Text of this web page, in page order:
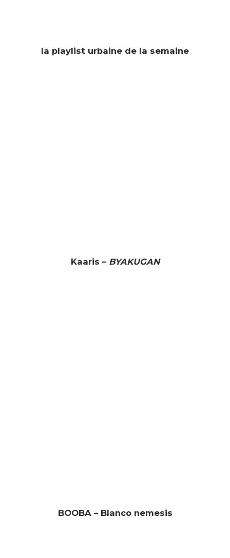
la playlist urbaine de la semaine
Kaaris – BYAKUGAN
BOOBA – Blanco nemesis